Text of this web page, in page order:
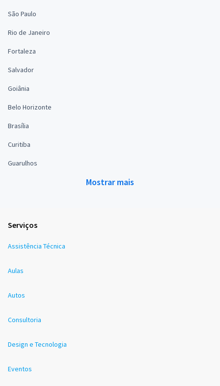
São Paulo
Rio de Janeiro
Fortaleza
Salvador
Goiânia
Belo Horizonte
Brasília
Curitiba
Guarulhos
Mostrar mais
Serviços
Assistência Técnica
Aulas
Autos
Consultoria
Design e Tecnologia
Eventos